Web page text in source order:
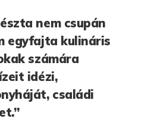
nem csupán
egyfajta kulináris
számára
idézi,
családi